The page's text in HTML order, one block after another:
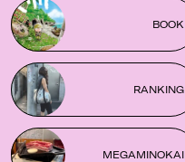
BOOK
RANKING
MEGAMINOKAI